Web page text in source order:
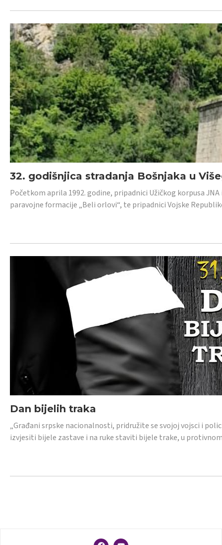
32. godišnjica stradanja Bošnjaka u
Početkom aprila 1992. godine, pripadnici Užičkog korpusa
paravojne formacije „Beli orlovi“, te pripadnici Vojske
Dan bijelih traka
„Građani srpske nacionalnosti, pridružite se svojoj vojsci i
izvjesiti bijele zastave i na ruke staviti bijele trake, u